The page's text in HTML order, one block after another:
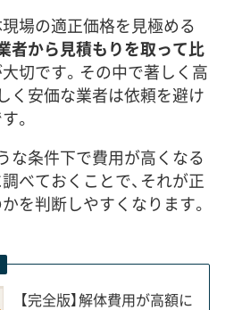
場の適正価格を見極める
者から見積もりを取って比
切です。その中で著しく高
く安価な業者は依頼を避け
。
な条件下で費用が高くなる
べておくことで、それが正
を判断しやすくなります。
【完全版】解体費用が高額に